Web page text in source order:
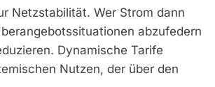
Netzstabilität. Wer Strom dann
abzufedern
Dynamische Tarife
Nutzen, der über den